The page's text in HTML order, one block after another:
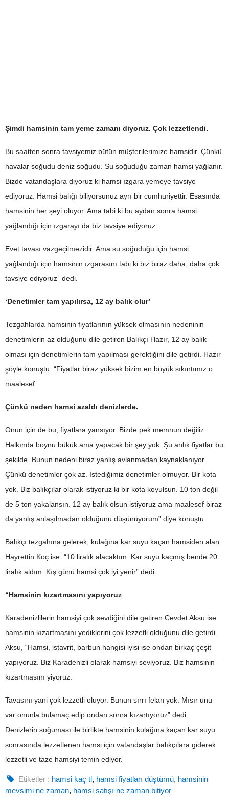
Şimdi hamsinin tam yeme zamanı diyoruz. Çok lezzetlendi.
Bu saatten sonra tavsiyemiz bütün müşterilerimize hamsidir. Çünkü
havalar soğudu deniz soğudu. Su soğuduğu zaman hamsi yağlanır.
Bizde vatandaşlara diyoruz ki hamsi ızgara yemeye tavsiye
ediyoruz. Hamsi balığı biliyorsunuz ayrı bir cumhuriyettir. Esasında
hamsinin her şeyi oluyor. Ama tabi ki bu aydan sonra hamsi
yağlandığı için ızgarayı da biz tavsiye ediyoruz.
Evet tavası vazgeçilmezidir. Ama su soğuduğu için hamsi
yağlandığı için hamsinin ızgarasını tabi ki biz biraz daha, daha çok
tavsiye ediyoruz” dedi.
‘Denetimler tam yapılırsa, 12 ay balık olur’
Tezgahlarda hamsinin fiyatlarının yüksek olmasının nedeninin
denetimlerin az olduğunu dile getiren Balıkçı Hazır, 12 ay balık
olması için denetimlerin tam yapılması gerektiğini dile getirdi. Hazır
şöyle konuştu: “Fiyatlar biraz yüksek bizim en büyük sıkıntımız o
maalesef.
Çünkü neden hamsi azaldı denizlerde.
Onun için de bu, fiyatlara yansıyor. Bizde pek memnun değiliz.
Halkında boynu bükük ama yapacak bir şey yok. Şu anlık fiyatlar bu
şekilde. Bunun nedeni biraz yanlış avlanmadan kaynaklanıyor.
Çünkü denetimler çok az. İstediğimiz denetimler olmuyor. Bir kota
yok. Biz balıkçılar olarak istiyoruz ki bir kota koyulsun. 10 ton değil
de 5 ton yakalansın. 12 ay balık olsun istiyoruz ama maalesef biraz
da yanlış anlaşılmadan olduğunu düşünüyorum” diye konuştu.
Balıkçı tezgahına gelerek, kulağına kar suyu kaçan hamsiden alan
Hayrettin Koç ise: “10 liralık alacaktım. Kar suyu kaçmış bende 20
liralık aldım. Kış günü hamsi çok iyi yenir” dedi.
“Hamsinin kızartmasını yapıyoruz
Karadenizlilerin hamsiyi çok sevdiğini dile getiren Cevdet Aksu ise
hamsinin kızartmasını yediklerini çok lezzetli olduğunu dile getirdi.
Aksu, “Hamsi, istavrit, barbun hangisi iyisi ise ondan birkaç çeşit
yapıyoruz. Biz Karadenizli olarak hamsiyi seviyoruz. Biz hamsinin
kızartmasını yiyoruz.
Tavasını yani çok lezzetli oluyor. Bunun sırrı felan yok. Mısır unu
var onunla bulamaç edip ondan sonra kızartıyoruz” dedi.
Denizlerin soğuması ile birlikte hamsinin kulağına kaçan kar suyu
sonrasında lezzetlenen hamsi için vatandaşlar balıkçılara giderek
lezzetli ve taze hamsiyi temin ediyor.
Etiketler : hamsi kaç tl, hamsi fiyatları düştümü, hamsinin
mevsimi ne zaman, hamsi satışı ne zaman bitiyor